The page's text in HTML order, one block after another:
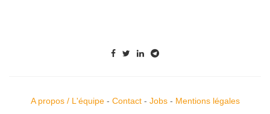
A propos / L'équipe- Contact- Jobs- Mentions légales